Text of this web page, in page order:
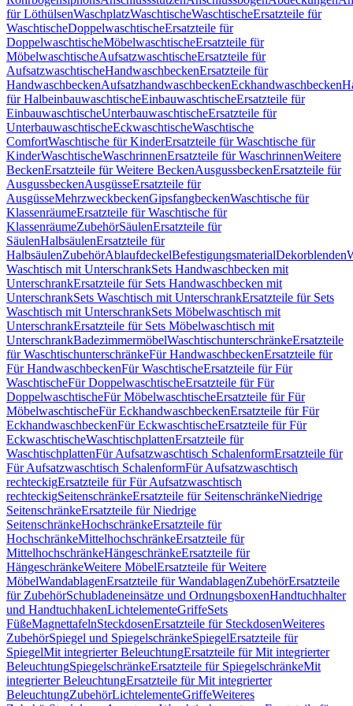
für LöthülsenWaschplatzWaschtischeWaschtischeErsatzteile für
WaschtischeDoppelwaschtischeErsatzteile für
DoppelwaschtischeMöbelwaschtischeErsatzteile für
MöbelwaschtischeAufsatzwaschtischeErsatzteile für
AufsatzwaschtischeHandwaschbeckenErsatzteile für
HandwaschbeckenAufsatzhandwaschbeckenEckhandwaschbecken
für HalbeinbauwaschtischeEinbauwaschtischeErsatzteile für
EinbauwaschtischeUnterbauwaschtischeErsatzteile für
UnterbauwaschtischeEckwaschtischeWaschtische
ComfortWaschtische für KinderErsatzteile für Waschtische für
KinderWaschtischeWaschrinnenErsatzteile für WaschrinnenWeitere
BeckenErsatzteile für Weitere BeckenAusgussbeckenErsatzteile für
AusgussbeckenAusgüsseErsatzteile für
AusgüsseMehrzweckbeckenGipsfangbeckenWaschtische für
KlassenräumeErsatzteile für Waschtische für
KlassenräumeZubehörSäulenErsatzteile für
SäulenHalbsäulenErsatzteile für
HalbsäulenZubehörAblaufdeckelBefestigungsmaterialDekorblenden
Waschtisch mit UnterschrankSets Handwaschbecken mit
UnterschrankErsatzteile für Sets Handwaschbecken mit
UnterschrankSets Waschtisch mit UnterschrankErsatzteile für Sets
Waschtisch mit UnterschrankSets Möbelwaschtisch mit
UnterschrankErsatzteile für Sets Möbelwaschtisch mit
UnterschrankBadezimmermöbelWaschtischunterschränkeErsatzteile
für WaschtischunterschränkeFür HandwaschbeckenErsatzteile für
Für HandwaschbeckenFür WaschtischeErsatzteile für Für
WaschtischeFür DoppelwaschtischeErsatzteile für Für
DoppelwaschtischeFür MöbelwaschtischeErsatzteile für Für
MöbelwaschtischeFür EckhandwaschbeckenErsatzteile für Für
EckhandwaschbeckenFür EckwaschtischeErsatzteile für Für
EckwaschtischeWaschtischplattenErsatzteile für
WaschtischplattenFür Aufsatzwaschtisch SchalenformErsatzteile für
Für Aufsatzwaschtisch SchalenformFür Aufsatzwaschtisch
rechteckigErsatzteile für Für Aufsatzwaschtisch
rechteckigSeitenschränkeErsatzteile für SeitenschränkeNiedrige
SeitenschränkeErsatzteile für Niedrige
SeitenschränkeHochschränkeErsatzteile für
HochschränkeMittelhochschränkeErsatzteile für
MittelhochschränkeHängeschränkeErsatzteile für
HängeschränkeWeitere MöbelErsatzteile für Weitere
MöbelWandablagenErsatzteile für WandablagenZubehörErsatzteile
für ZubehörSchubladeneinsätze und OrdnungsboxenHandtuchhalter
und HandtuchhakenLichtelementeGriffeSets
FüßeMagnettafelnSteckdosenErsatzteile für SteckdosenWeiteres
ZubehörSpiegel und SpiegelschränkeSpiegelErsatzteile für
SpiegelMit integrierter BeleuchtungErsatzteile für Mit integrierter
BeleuchtungSpiegelschränkeErsatzteile für SpiegelschränkeMit
integrierter BeleuchtungErsatzteile für Mit integrierter
BeleuchtungZubehörLichtelementeGriffeWeiteres